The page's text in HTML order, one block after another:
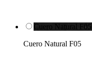
Cuero Natural F05
Cuero Natural F05